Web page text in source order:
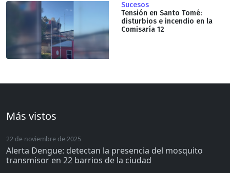
Sucesos
Tensión en Santo Tomé:
disturbios e incendio en la
Comisaría 12
Más vistos
22 de noviembre de 2025
Alerta Dengue: detectan la presencia del mosquito
transmisor en 22 barrios de la ciudad